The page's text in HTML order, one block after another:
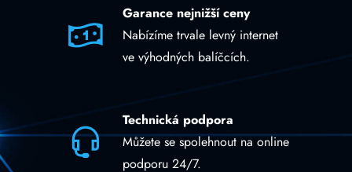
Garance nejnižší ceny
Nabízíme trvale levný internet
ve výhodných balíčcích.
Technická podpora
Můžete se spolehnout na online
podporu 24/7.